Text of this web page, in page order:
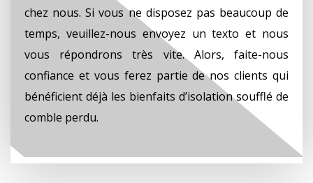
chez nous. Si vous ne disposez pas beaucoup de
temps, veuillez-nous envoyez un texto et nous
vous répondrons très vite. Alors, faite-nous
confiance et vous ferez partie de nos clients qui
bénéficient déjà les bienfaits d’isolation soufflé de
comble perdu.